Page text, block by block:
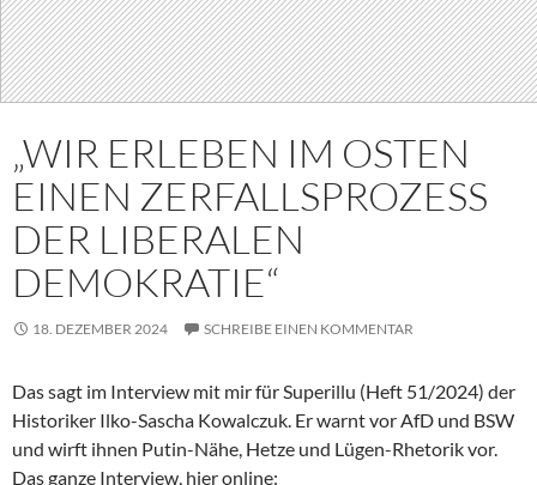
„WIR ERLEBEN IM OSTEN
EINEN ZERFALLSPROZESS
DER LIBERALEN
DEMOKRATIE“
18. DEZEMBER 2024 SCHREIBE EINEN KOMMENTAR
Das sagt im Interview mit mir für Superillu (Heft 51/2024) der
Historiker Ilko-Sascha Kowalczuk. Er warnt vor AfD und BSW
und wirft ihnen Putin-Nähe, Hetze und Lügen-Rhetorik vor.
Das ganze Interview, hier online: